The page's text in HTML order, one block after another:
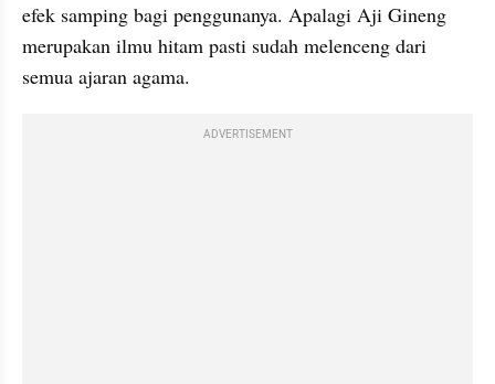
efek samping bagi penggunanya. Apalagi Aji Gineng
merupakan ilmu hitam pasti sudah melenceng dari
semua ajaran agama.
ADVERTISEMENT